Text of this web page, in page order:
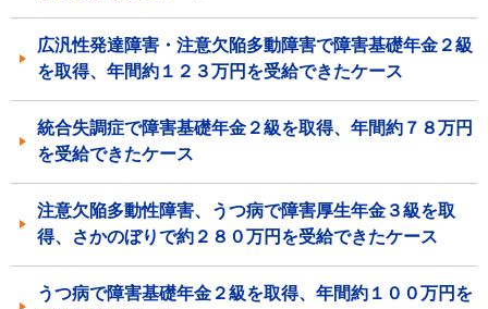
広汎性発達障害・注意欠陥多動障害で障害基礎年金２級
を取得、年間約１２３万円を受給できたケース
統合失調症で障害基礎年金２級を取得、年間約７８万円
を受給できたケース
注意欠陥多動性障害、うつ病で障害厚生年金３級を取
得、さかのぼりで約２８０万円を受給できたケース
うつ病で障害基礎年金２級を取得、年間約１００万円を